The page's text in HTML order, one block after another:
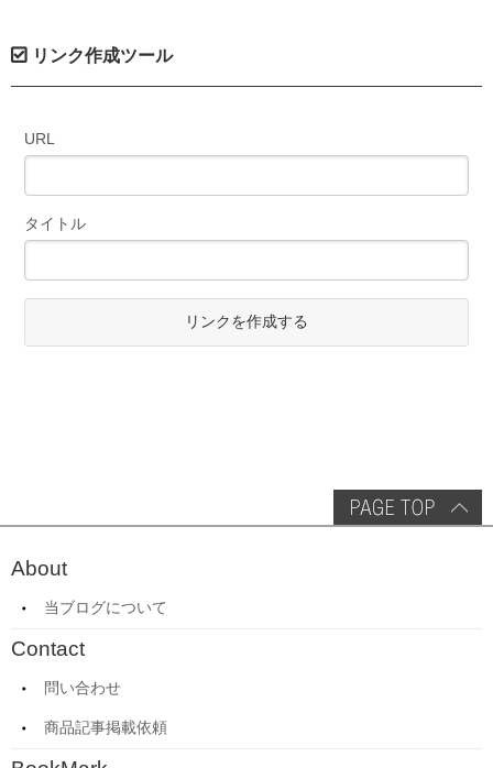
リンク作成ツール
URL
タイトル
リンクを作成する
About
当ブログについて
Contact
問い合わせ
商品記事掲載依頼